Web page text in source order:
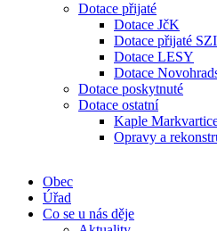
Dotace přijaté
Dotace JčK
Dotace přijaté
Dotace LESY
Dotace
Dotace poskytnuté
Dotace ostatní
Kaple
Opravy a
Obec
Úřad
Co se u nás děje